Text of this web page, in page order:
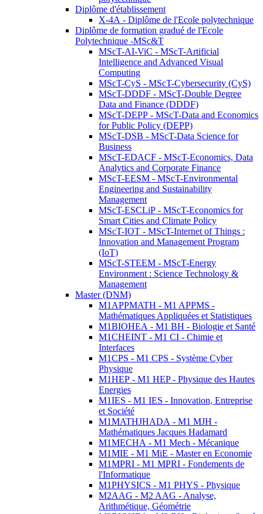
Diplôme d'établissement
X-4A - Diplôme de l'Ecole polytechnique
Diplôme de formation gradué de l'Ecole
Polytechnique -MSc&T
MScT-AI-ViC - MScT-Artificial
Intelligence and Advanced Visual
Computing
MScT-CyS - MScT-Cybersecurity (CyS)
MScT-DDDF - MScT-Double Degree
Data and Finance (DDDF)
MScT-DEPP - MScT-Data and Economics
for Public Policy (DEPP)
MScT-DSB - MScT-Data Science for
Business
MScT-EDACF - MScT-Economics, Data
Analytics and Corporate Finance
MScT-EESM - MScT-Environmental
Engineering and Sustainability
Management
MScT-ESCLiP - MScT-Economics for
Smart Cities and Climate Policy
MScT-IOT - MScT-Internet of Things :
Innovation and Management Program
(IoT)
MScT-STEEM - MScT-Energy
Environment : Science Technology &
Management
Master (DNM)
M1APPMATH - M1 APPMS -
Mathématiques Appliquées et Statistiques
M1BIOHEA - M1 BH - Biologie et Santé
M1CHEINT - M1 CI - Chimie et
Interfaces
M1CPS - M1 CPS - Système Cyber
Physique
M1HEP - M1 HEP - Physique des Hautes
Energies
M1IES - M1 IES - Innovation, Entreprise
et Société
M1MATHJHADA - M1 MJH -
Mathématiques Jacques Hadamard
M1MECHA - M1 Mech - Mécanique
M1MIE - M1 MiE - Master en Economie
M1MPRI - M1 MPRI - Fondements de
l'Informatique
M1PHYSICS - M1 PHYS - Physique
M2AAG - M2 AAG - Analyse,
Arithmétique, Géométrie